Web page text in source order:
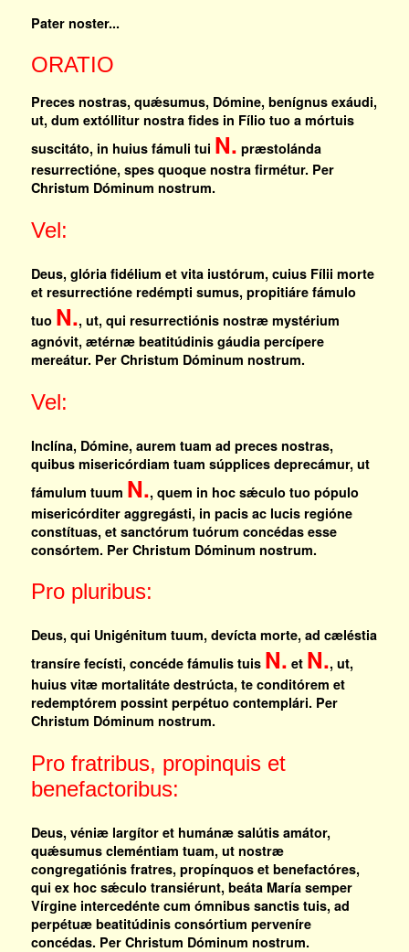
Pater noster...
ORATIO
Preces nostras, quǽsumus, Dómine, benígnus exáudi,
ut, dum extóllitur nostra fides in Fílio tuo a mórtuis
suscitáto, in huius fámuli tui N. præstolánda
resurrectióne, spes quoque nostra firmétur. Per
Christum Dóminum nostrum.
Vel:
Deus, glória fidélium et vita iustórum, cuius Fílii morte
et resurrectióne redémpti sumus, propitiáre fámulo
tuo N., ut, qui resurrectiónis nostræ mystérium
agnóvit, ætérnæ beatitúdinis gáudia percípere
mereátur. Per Christum Dóminum nostrum.
Vel:
Inclína, Dómine, aurem tuam ad preces nostras,
quibus misericórdiam tuam súpplices deprecámur, ut
fámulum tuum N., quem in hoc sǽculo tuo pópulo
misericórditer aggregásti, in pacis ac lucis regióne
constítuas, et sanctórum tuórum concédas esse
consórtem. Per Christum Dóminum nostrum.
Pro pluribus:
Deus, qui Unigénitum tuum, devícta morte, ad cæléstia
transíre fecísti, concéde fámulis tuis N. et N., ut,
huius vitæ mortalitáte destrúcta, te conditórem et
redemptórem possint perpétuo contemplári. Per
Christum Dóminum nostrum.
Pro fratribus, propinquis et
benefactoribus:
Deus, véniæ largítor et humánæ salútis amátor,
quǽsumus cleméntiam tuam, ut nostræ
congregatiónis fratres, propínquos et benefactóres,
qui ex hoc sǽculo transiérunt, beáta María semper
Vírgine intercedénte cum ómnibus sanctis tuis, ad
perpétuæ beatitúdinis consórtium perveníre
concédas. Per Christum Dóminum nostrum.